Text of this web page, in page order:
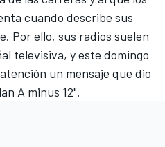
cuando describe sus
Por ello, sus radios suelen
televisiva, y este domingo
un mensaje que dio
A minus 12".